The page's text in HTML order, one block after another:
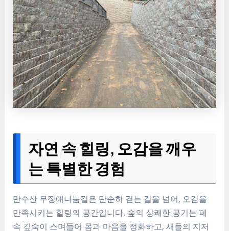
자연 속 힐링, 오감을 깨우
는 특별한 경험
만수산 무장애나눔길은 단순히 걷는 길을 넘어, 오감을
만족시키는 힐링의 공간입니다. 숲의 상쾌한 공기는 폐
속 깊숙이 스며들어 몸과 마음을 정화하고, 새들의 지저